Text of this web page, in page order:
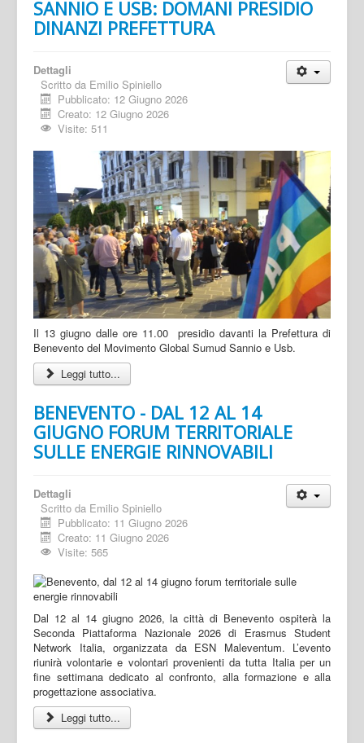
SANNIO E USB: DOMANI PRESIDIO
DINANZI PREFETTURA
Dettagli
Scritto da Emilio Spiniello
Pubblicato: 12 Giugno 2026
Creato: 12 Giugno 2026
Visite: 511
Il 13 giugno dalle ore 11.00 presidio davanti la Prefettura di
Benevento del Movimento Global Sumud Sannio e Usb.
Leggi tutto...
BENEVENTO - DAL 12 AL 14
GIUGNO FORUM TERRITORIALE
SULLE ENERGIE RINNOVABILI
Dettagli
Scritto da Emilio Spiniello
Pubblicato: 11 Giugno 2026
Creato: 11 Giugno 2026
Visite: 565
Dal 12 al 14 giugno 2026, la città di Benevento ospiterà la
Seconda Piattaforma Nazionale 2026 di Erasmus Student
Network Italia, organizzata da ESN Maleventum. L’evento
riunirà volontarie e volontari provenienti da tutta Italia per un
fine settimana dedicato al confronto, alla formazione e alla
progettazione associativa.
Leggi tutto...